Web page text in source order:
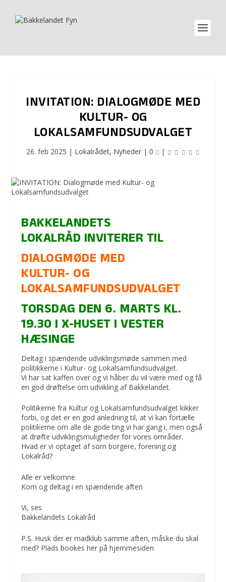
INVITATION: DIALOGMØDE MED
KULTUR- OG
LOKALSAMFUNDSUDVALGET
26. feb 2025 | Lokalrådet, Nyheder| 0 |
BAKKELANDETS
LOKALRÅD INVITERER TIL
DIALOGMØDE MED
KULTUR- OG
LOKALSAMFUNDSUDVALGET
TORSDAG DEN 6. MARTS KL.
19.30 I X-HUSET I VESTER
HÆSINGE
Deltag i spændende udviklingsmøde sammen med
politikkerne i Kultur- og Lokalsamfundsudvalget.
Vi har sat kaffen over og vi håber du vil være med og få
en god drøftelse om udvikling af Bakkelandet.
Politikerne fra Kultur og Lokalsamfundsudvalget kikker
forbi, og det er en god anledning til, at vi kan fortælle
politikerne om alle de gode ting vi har gang i, men også
at drøfte udviklingsmuligheder for vores områder.
Hvad er vi optaget af som borgere, forening og
Lokalråd?
Alle er velkomne
Kom og deltag i en spændende aften
Vi, ses
Bakkelandets Lokalråd
P.S. Husk der er madklub samme aften, måske du skal
med? Plads bookes her på hjemmesiden